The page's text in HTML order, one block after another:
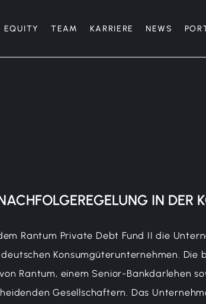
EQUITY TEAM KARRIERE NEWS
IN DER
Rantum Private Debt Fund II die
Konsumgüterunternehmen. Die
Rantum, einem Senior-Bankdarlehen
Gesellschaftern. Das